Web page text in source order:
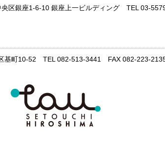
央区銀座1-6-10 銀座上一ビルディング TEL 03-
基町10-52 TEL 082-513-3441 FAX 082-223-